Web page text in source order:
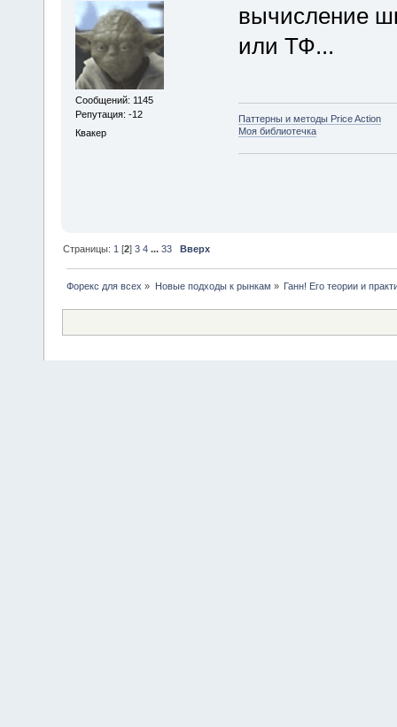
Сообщений: 1145
Репутация: -12
Квакер
вычисление
или ТФ...
Паттерны и методы Price Action
Моя библиотечка
Страницы: 1 [2]3 4 ...33 Вверх
Форекс для всех » Новые подходы к рынкам » Ганн! Его теории и